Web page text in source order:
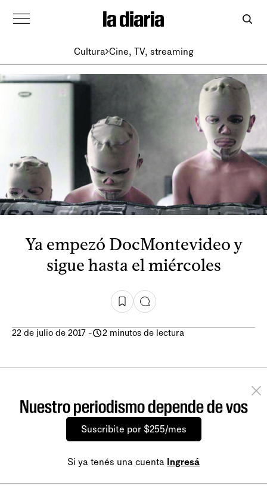
Cultura Cine, TV, streaming
Ya empezó DocMontevideo y
sigue hasta el miércoles
22 de julio de 2017 - 2 minutos de lectura
Nuestro periodismo depende de vos
Suscribite por $255/mes
Si ya tenés una cuenta Ingresá